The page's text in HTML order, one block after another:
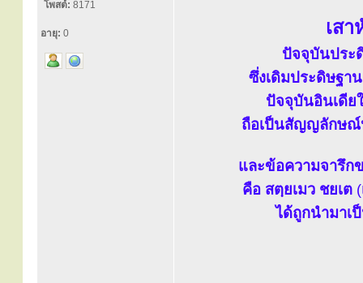
โพสต์: 8171
อายุ: 0 เส
ปัจจุบันประ
ซึ่งเดิมประดิษฐา
ปัจจุบันอินเดีย
ถือเป็นสัญญลักษณ์
และข้อความจารึก
คือ สตฺยเมว ชยเต(
ได้ถูกนำมาเ